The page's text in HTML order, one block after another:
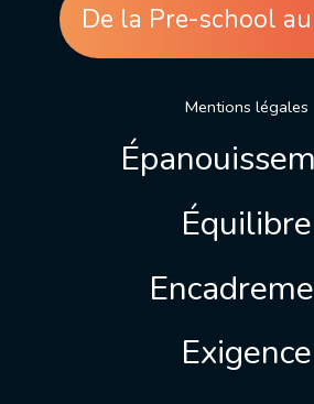
De la Pre-school
Mentions légales
Équilibre
Exigence